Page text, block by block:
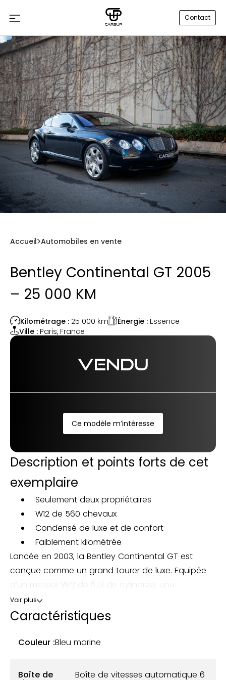
Contact
Accueil Automobiles en vente
Bentley Continental GT 2005
– 25 000 KM
Kilométrage : 25 000 km Énergie : Essence
Ville : Paris, France
VENDU
Ce modèle m’intéresse
Description et points forts de cet
exemplaire
Seulement deux propriétaires
W12 de 560 chevaux
Condensé de luxe et de confort
Faiblement kilométrée
Lancée en 2003, la Bentley Continental GT est
conçue comme un grand tourer de luxe. Equipée
configuration peu commune, elle offre 560
chevaux tout en permettant un confort de
conduite digne de la marque anglaise. Le 0 à 100
km/h est atteint en 4.8 secondes malgré les plus
excellence pour combiner confort et sportivité au
Voir plus
Caractéristiques
Couleur :Bleu marine
Boîte de Boîte de vitesses automatique 6